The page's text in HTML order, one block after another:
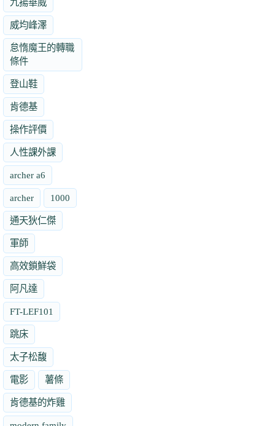
九揚華威
威均峰澤
怠惰魔王的轉職
條件
登山鞋
肯德基
操作評價
人性課外課
archer a6
archer 1000
通天狄仁傑
軍師
高效鎖鮮袋
阿凡達
FT-LEF101
跳床
太子松馥
電影 薯條
肯德基的炸雞